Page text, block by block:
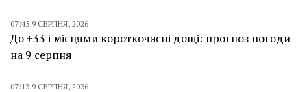
07:45 9 СЕРПНЯ, 2026
До +33 і місцями короткочасні дощі: прогноз погоди
на 9 серпня
07:12 9 СЕРПНЯ, 2026